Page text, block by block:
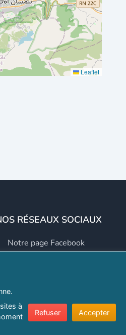
Leaflet
RÉSEAUX SOCIAUX
Notre page Facebook
Notre page Twitter
à
Refuser Accepter